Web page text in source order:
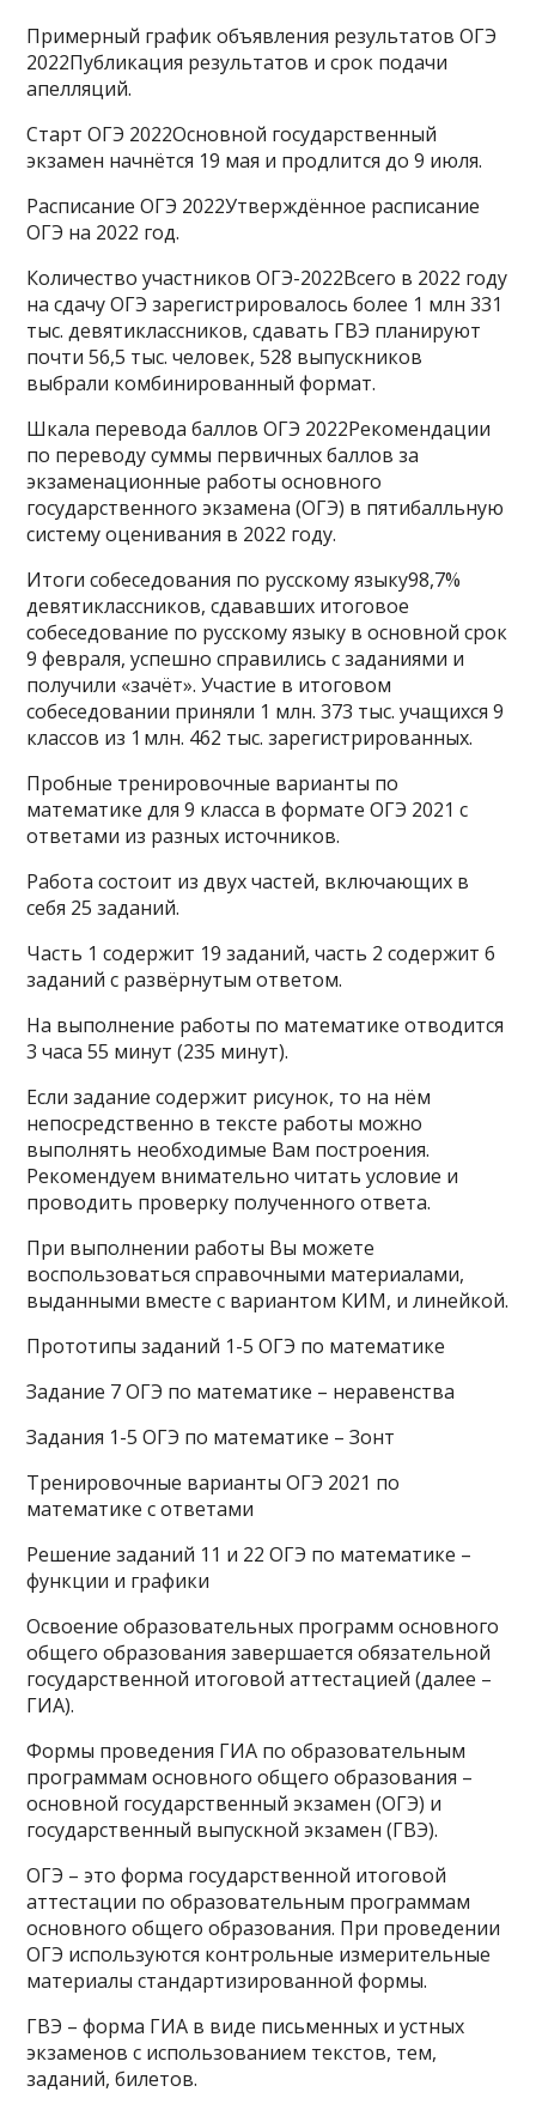
Примерный график объявления результатов ОГЭ
2022Публикация результатов и срок подачи
апелляций.
Старт ОГЭ 2022Основной государственный
экзамен начнётся 19 мая и продлится до 9 июля.
Расписание ОГЭ 2022Утверждённое расписание
ОГЭ на 2022 год.
Количество участников ОГЭ-2022Всего в 2022 году
на сдачу ОГЭ зарегистрировалось более 1 млн 331
тыс. девятиклассников, сдавать ГВЭ планируют
почти 56,5 тыс. человек, 528 выпускников
выбрали комбинированный формат.
Шкала перевода баллов ОГЭ 2022Рекомендации
по переводу суммы первичных баллов за
экзаменационные работы основного
государственного экзамена (ОГЭ) в пятибалльную
систему оценивания в 2022 году.
Итоги собеседования по русскому языку98,7%
девятиклассников, сдававших итоговое
собеседование по русскому языку в основной срок
9 февраля, успешно справились с заданиями и
получили «зачёт». Участие в итоговом
собеседовании приняли 1 млн. 373 тыс. учащихся 9
классов из 1 млн. 462 тыс. зарегистрированных.
Пробные тренировочные варианты по
математике для 9 класса в формате ОГЭ 2021 с
ответами из разных источников.
Работа состоит из двух частей, включающих в
себя 25 заданий.
Часть 1 содержит 19 заданий, часть 2 содержит 6
заданий с развёрнутым ответом.
На выполнение работы по математике отводится
3 часа 55 минут (235 минут).
Если задание содержит рисунок, то на нём
непосредственно в тексте работы можно
выполнять необходимые Вам построения.
Рекомендуем внимательно читать условие и
проводить проверку полученного ответа.
При выполнении работы Вы можете
воспользоваться справочными материалами,
выданными вместе с вариантом КИМ, и линейкой.
Прототипы заданий 1-5 ОГЭ по математике
Задание 7 ОГЭ по математике – неравенства
Задания 1-5 ОГЭ по математике – Зонт
Тренировочные варианты ОГЭ 2021 по
математике с ответами
Решение заданий 11 и 22 ОГЭ по математике –
функции и графики
Освоение образовательных программ основного
общего образования завершается обязательной
государственной итоговой аттестацией (далее –
ГИА).
Формы проведения ГИА по образовательным
программам основного общего образования –
основной государственный экзамен (ОГЭ) и
государственный выпускной экзамен (ГВЭ).
ОГЭ – это форма государственной итоговой
аттестации по образовательным программам
основного общего образования. При проведении
ОГЭ используются контрольные измерительные
материалы стандартизированной формы.
ГВЭ – форма ГИА в виде письменных и устных
экзаменов с использованием текстов, тем,
заданий, билетов.